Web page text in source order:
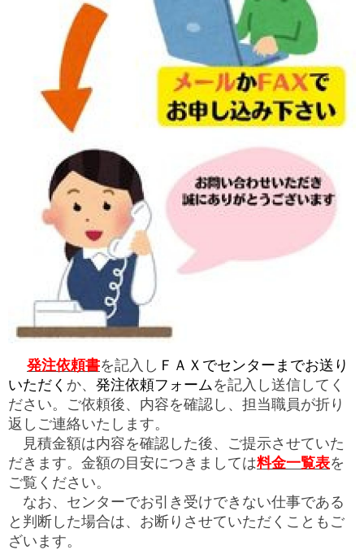
発注依頼書を記入し ＦＡＸ でセンターまでお送り
いただく か、 発注依頼フォームを記入し送信してく
ださい。ご依頼後、 内容を確認し、担当職員が折り
返しご連絡いたします。
見積金額は内容を確認した後、ご提示させていた
だきます。金額の目安につきましては料金一覧表を
ご覧ください。
なお、センターでお引き受けできない仕事である
と判断した場合は、お断りさせていただくこともご
ざいます。